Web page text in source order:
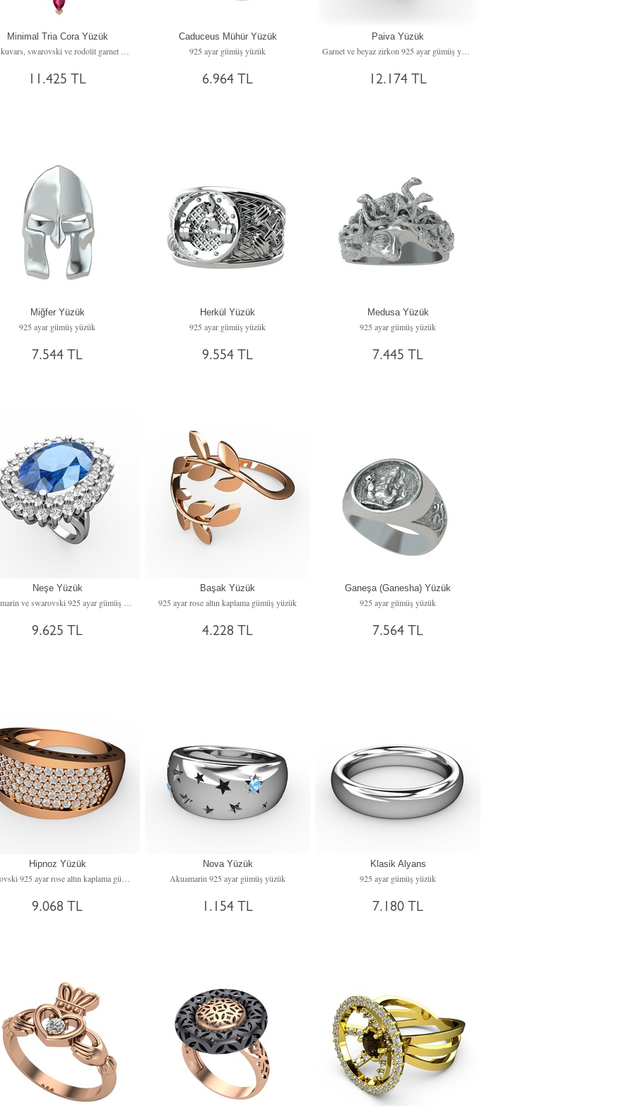
Minimal Tria Cora Yüzük
11.425 TL
Caduceus Mühür Yüzük
925 ayar gümüş yüzük
6.964 TL
Paiva Yüzük
12.174 TL
Miğfer Yüzük
925 ayar gümüş yüzük
7.544 TL
Herkül Yüzük
925 ayar gümüş yüzük
9.554 TL
Medusa Yüzük
925 ayar gümüş yüzük
7.445 TL
Neşe Yüzük
9.625 TL
Başak Yüzük
925 ayar rose altın kaplama gümüş yüzük
4.228 TL
Ganeşa (Ganesha) Yüzük
925 ayar gümüş yüzük
7.564 TL
Hipnoz Yüzük
9.068 TL
Nova Yüzük
Akuamarin 925 ayar gümüş yüzük
1.154 TL
Klasik Alyans
925 ayar gümüş yüzük
7.180 TL